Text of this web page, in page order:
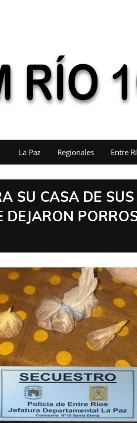
La Paz Regionales Entre
SU CASA DE
DEJARON